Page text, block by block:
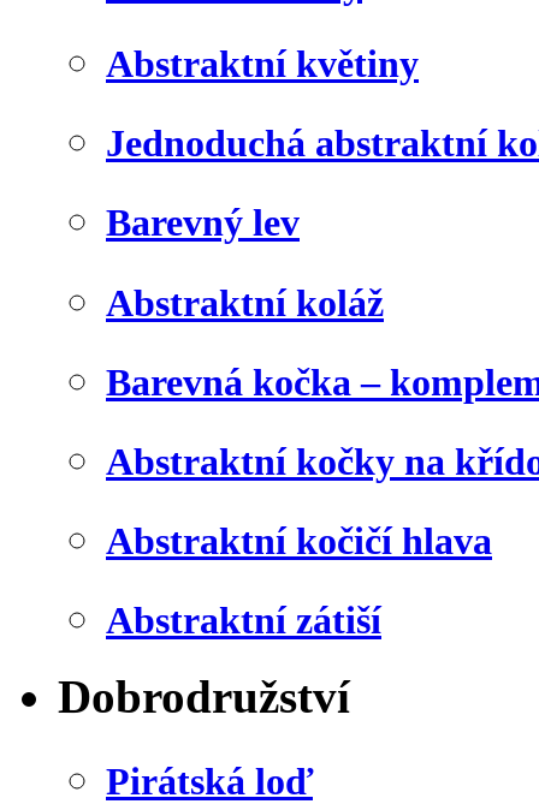
Abstraktní květiny
Jednoduchá abstraktní
Barevný lev
Abstraktní koláž
Barevná kočka –
Abstraktní kočky na
Abstraktní kočičí hlava
Abstraktní zátiší
Dobrodružství
Pirátská loď